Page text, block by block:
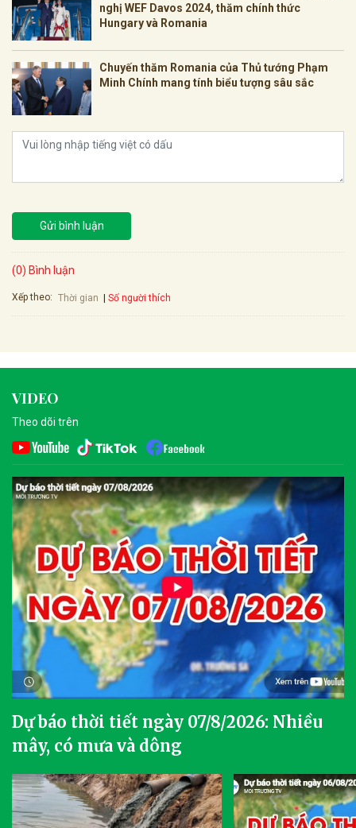
nghị WEF Davos 2024, thăm chính thức
Hungary và Romania
Chuyến thăm Romania của Thủ tướng Phạm
Minh Chính mang tính biểu tượng sâu sắc
Gửi bình luận
(0) Bình luận
Xếp theo: Thời gian Số người thích
VIDEO
Theo dõi trên
Dự báo thời tiết ngày 07/8/2026: Nhiều
mây, có mưa và dông